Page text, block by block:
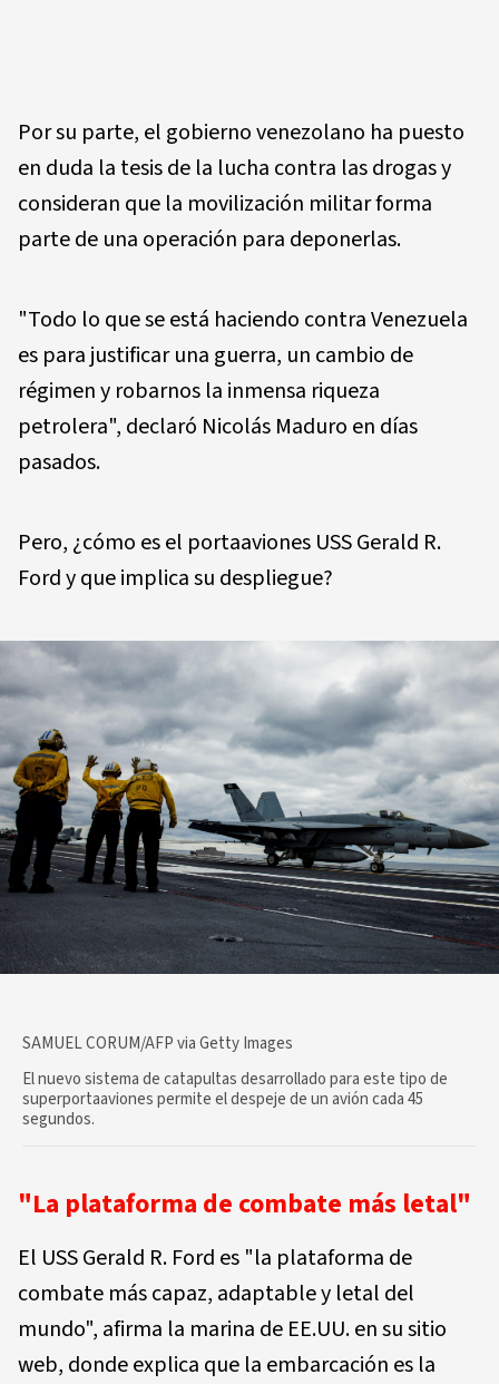
Por su parte, el gobierno venezolano ha puesto
en duda la tesis de la lucha contra las drogas y
consideran que la movilización militar forma
parte de una operación para deponerlas.
"Todo lo que se está haciendo contra Venezuela
es para justificar una guerra, un cambio de
régimen y robarnos la inmensa riqueza
petrolera", declaró Nicolás Maduro en días
pasados.
Pero, ¿cómo es el portaaviones USS Gerald R.
Ford y que implica su despliegue?
SAMUEL CORUM/AFP via Getty Images
El nuevo sistema de catapultas desarrollado para este tipo de
superportaaviones permite el despeje de un avión cada 45
segundos.
"La plataforma de combate más letal"
El USS Gerald R. Ford es "la plataforma de
combate más capaz, adaptable y letal del
mundo", afirma la marina de EE.UU. en su sitio
web, donde explica que la embarcación es la